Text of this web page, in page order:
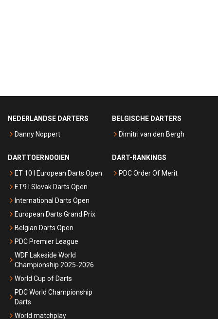
NEDERLANDSE DARTERS
Danny Noppert
BELGISCHE DARTERS
Dimitri van den Bergh
DARTTOERNOOIEN
ET 10 I European Darts Open
ET9 I Slovak Darts Open
International Darts Open
European Darts Grand Prix
Belgian Darts Open
PDC Premier League
WDF Lakeside World
Championship 2025-2026
World Cup of Darts
PDC World Championship
Darts
World matchplay
DART-RANKINGS
PDC Order Of Merit